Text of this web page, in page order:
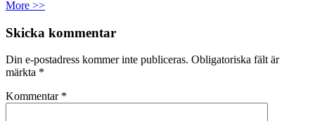
More >>
Skicka kommentar
Din e-postadress kommer inte publiceras. Obligatoriska fält är
märkta *
Kommentar *